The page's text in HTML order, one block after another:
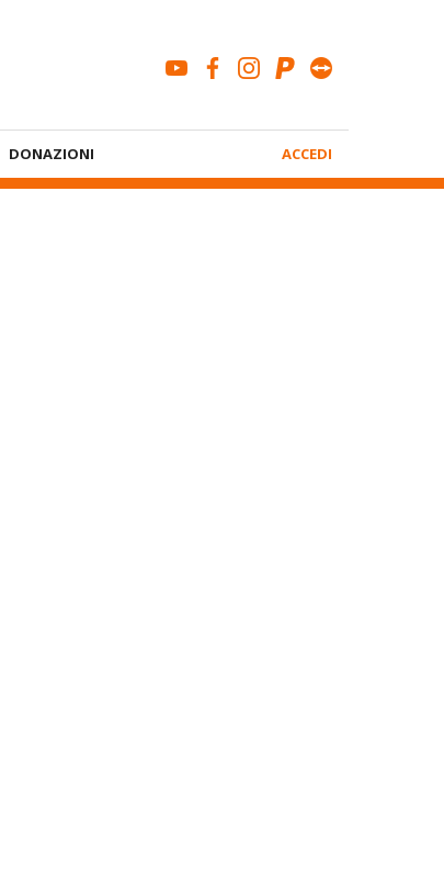
youtubefacebook
instagram
paypal
DONAZIONI
Account
ACCEDI